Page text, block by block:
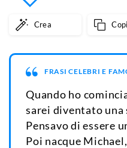
Crea
FRASI CELEBRI E
Quando ho
sarei diventato una
Pensavo di essere
Poi nacque